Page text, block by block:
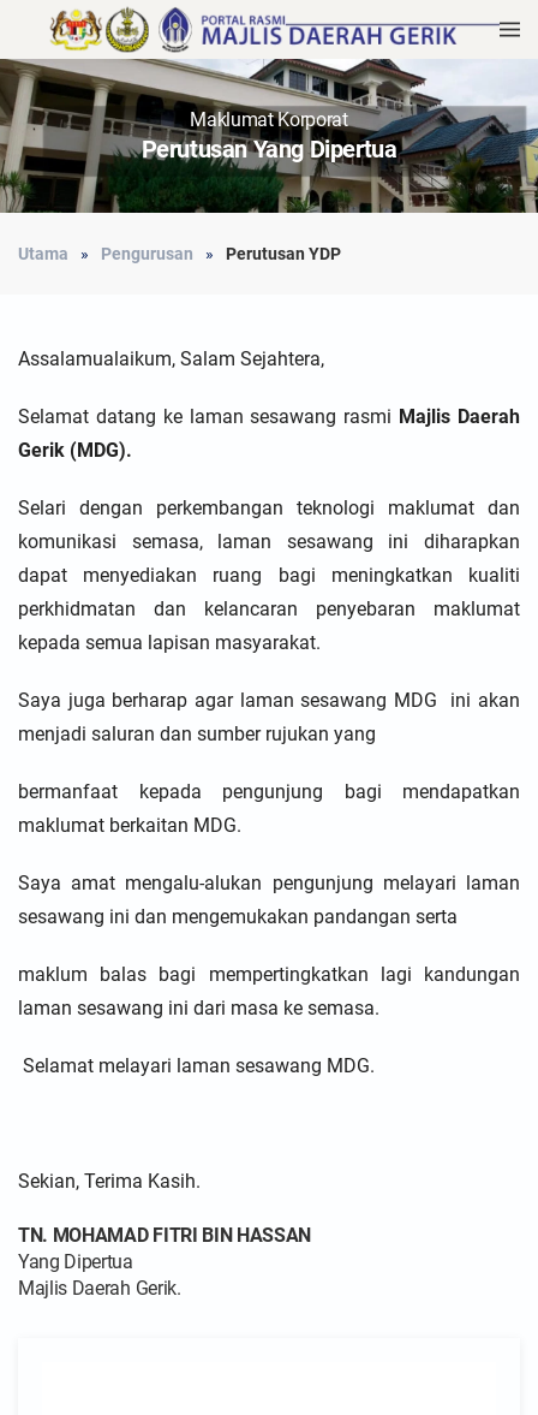
Maklumat Korporat
Perutusan Yang Dipertua
Utama Pengurusan Perutusan YDP
Assalamualaikum, Salam Sejahtera,
Selamat datang ke laman sesawang rasmi Majlis Daerah
Gerik (MDG).
Selari dengan perkembangan teknologi maklumat dan
komunikasi semasa, laman sesawang ini diharapkan
dapat menyediakan ruang bagi meningkatkan kualiti
perkhidmatan dan kelancaran penyebaran maklumat
kepada semua lapisan masyarakat.
Saya juga berharap agar laman sesawang MDG ini akan
menjadi saluran dan sumber rujukan yang
bermanfaat kepada pengunjung bagi mendapatkan
maklumat berkaitan MDG.
Saya amat mengalu-alukan pengunjung melayari laman
sesawang ini dan mengemukakan pandangan serta
maklum balas bagi mempertingkatkan lagi kandungan
laman sesawang ini dari masa ke semasa.
Selamat melayari laman sesawang MDG.
Sekian, Terima Kasih.
TN. MOHAMAD FITRI BIN HASSAN
Yang Dipertua
Majlis Daerah Gerik.